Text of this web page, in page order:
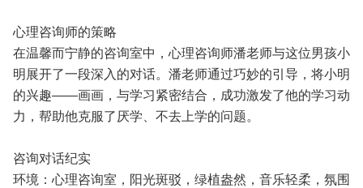
心理咨询师的策略
在温馨而宁静的咨询室中，心理咨询师潘老师与这位男孩小
明展开了一段深入的对话。潘老师通过巧妙的引导，将小明
的兴趣——画画，与学习紧密结合，成功激发了他的学习动
力，帮助他克服了厌学、不去上学的问题。
咨询对话纪实
环境：心理咨询室，阳光斑驳，绿植盎然，音乐轻柔，氛围